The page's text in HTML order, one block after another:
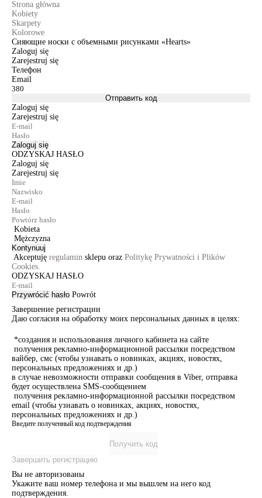
Strona główna
Kobiety
Skarpety
Kolorowe
Сияющие носки с объемными рисунками «Hearts»
Zaloguj się
Zarejestruj się
Телефон
Email
Отправить код
Zaloguj się
Zarejestruj się
Zaloguj się
ODZYSKAJ HASŁO
Zaloguj się
Zarejestruj się
Kobieta
Mężczyzna
Kontynuuj
Akceptuję regulamin sklepu oraz Politykę Prywatności i Plików
Cookies.
ODZYSKAJ HASŁO
Przywrócić hasło Powrót
Завершение регистрации
Даю согласия на обработку моих персональных данных в целях:
*создания и использования личного кабинета на сайте
получения рекламно-информационной рассылки посредством
вайбер, смс (чтобы узнавать о новинках, акциях, новостях,
персональных предложениях и др.)
в случае невозможности отправки сообщения в Viber, отправка
будет осуществлена SMS-сообщением
получения рекламно-информационной рассылки посредством
email (чтобы узнавать о новинках, акциях, новостях,
персональных предложениях и др.)
Введите полученный код подтверждения
Получить код
Завершить регистрацию
Вы не авторизованы
Укажите ваш номер телефона и мы вышлем на него код
подтверждения.